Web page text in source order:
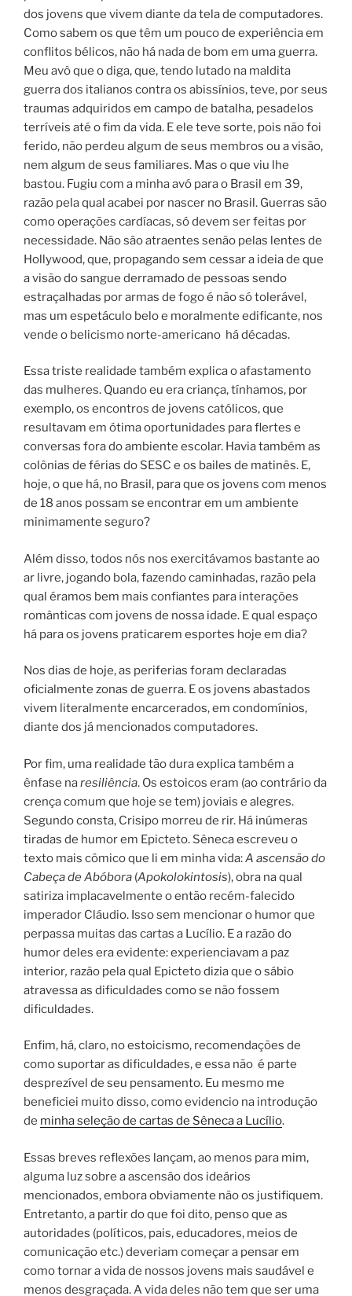
dos jovens que vivem diante da tela de computadores.
Como sabem os que têm um pouco de experiência em
conflitos bélicos, não há nada de bom em uma guerra.
Meu avô que o diga, que, tendo lutado na maldita
guerra dos italianos contra os abissínios, teve, por seus
traumas adquiridos em campo de batalha, pesadelos
terríveis até o fim da vida. E ele teve sorte, pois não foi
ferido, não perdeu algum de seus membros ou a visão,
nem algum de seus familiares. Mas o que viu lhe
bastou. Fugiu com a minha avó para o Brasil em 39,
razão pela qual acabei por nascer no Brasil. Guerras são
como operações cardíacas, só devem ser feitas por
necessidade. Não são atraentes senão pelas lentes de
Hollywood, que, propagando sem cessar a ideia de que
a visão do sangue derramado de pessoas sendo
estraçalhadas por armas de fogo é não só tolerável,
mas um espetáculo belo e moralmente edificante, nos
vende o belicismo norte-americano há décadas.
Essa triste realidade também explica o afastamento
das mulheres. Quando eu era criança, tínhamos, por
exemplo, os encontros de jovens católicos, que
resultavam em ótima oportunidades para flertes e
conversas fora do ambiente escolar. Havia também as
colônias de férias do SESC e os bailes de matinês. E,
hoje, o que há, no Brasil, para que os jovens com menos
de 18 anos possam se encontrar em um ambiente
minimamente seguro?
Além disso, todos nós nos exercitávamos bastante ao
ar livre, jogando bola, fazendo caminhadas, razão pela
qual éramos bem mais confiantes para interações
românticas com jovens de nossa idade. E qual espaço
há para os jovens praticarem esportes hoje em dia?
Nos dias de hoje, as periferias foram declaradas
oficialmente zonas de guerra. E os jovens abastados
vivem literalmente encarcerados, em condomínios,
diante dos já mencionados computadores.
Por fim, uma realidade tão dura explica também a
ênfase naresiliência. Os estoicos eram (ao contrário da
crença comum que hoje se tem) joviais e alegres.
Segundo consta, Crisipo morreu de rir. Há inúmeras
tiradas de humor em Epicteto. Sêneca escreveu o
texto mais cômico que li em minha vida:A ascensão do
Cabeça de Abóbora (Apokolokintosis), obra na qual
satiriza implacavelmente o então recém-falecido
imperador Cláudio. Isso sem mencionar o humor que
perpassa muitas das cartas a Lucílio. E a razão do
humor deles era evidente: experienciavam a paz
interior, razão pela qual Epicteto dizia que o sábio
atravessa as dificuldades como se não fossem
dificuldades.
Enfim, há, claro, no estoicismo, recomendações de
como suportar as dificuldades, e essa não é parte
desprezível de seu pensamento. Eu mesmo me
beneficiei muito disso, como evidencio na introdução
de minha seleção de cartas de Sêneca a Lucílio.
Essas breves reflexões lançam, ao menos para mim,
alguma luz sobre a ascensão dos ideários
mencionados, embora obviamente não os justifiquem.
Entretanto, a partir do que foi dito, penso que as
autoridades (políticos, pais, educadores, meios de
comunicação etc.) deveriam começar a pensar em
como tornar a vida de nossos jovens mais saudável e
menos desgraçada. A vida deles não tem que ser uma